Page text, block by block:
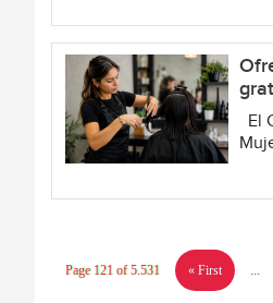
El
Page 121 of 5.531 « First ...